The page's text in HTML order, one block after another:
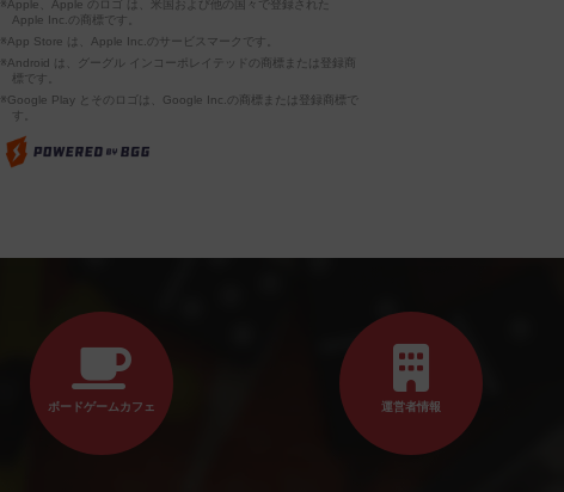
※Apple、Apple のロゴ は、米国および他の国々で登録された
Apple Inc.の商標です。
※App Store は、Apple Inc.のサービスマークです。
※Android は、グーグル インコーポレイテッドの商標または登録商
標です。
※Google Play とそのロゴは、Google Inc.の商標または登録商標で
す。
ボードゲームカフェ 運営者情報